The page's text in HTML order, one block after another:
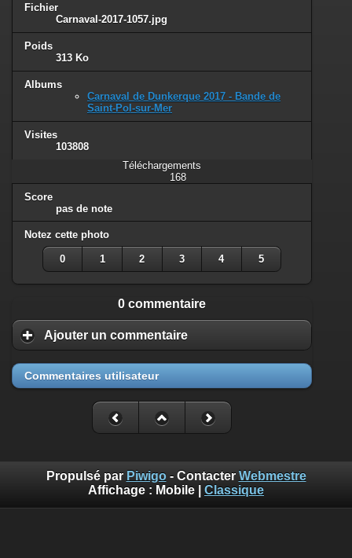
Fichier
Carnaval-2017-1057.jpg
Poids
313 Ko
Albums
Carnaval de Dunkerque 2017 - Bande de
Saint-Pol-sur-Mer
Visites
103808
Téléchargements
168
Score
pas de note
Notez cette photo
0 1 2 3 4 5
0 commentaire
Ajouter un commentaire
Commentaires utilisateur
Propulsé par Piwigo- Contacter Webmestre
Affichage : Mobile
Classique